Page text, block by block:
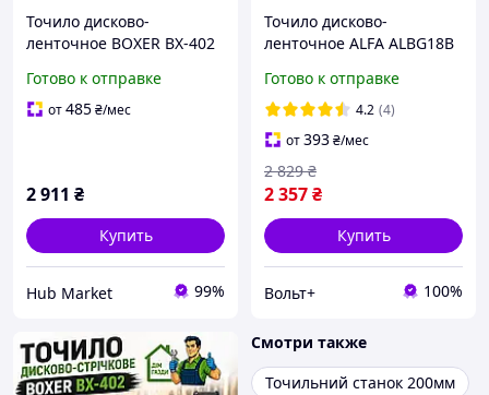
Точило дисково-
ленточное BOXER BX-402
Готово к отправке
от485₴/мес
2 911 ₴
Купить
Hub Market 99%
Точило дисково-
ленточное ALFA ALBG18B
мм
Готово к отправке
4.2 (4)
от393₴/мес
2 357₴
2 829 ₴
Купить
Вольт+ 100%
Смотри также
Точильний станок 200мм